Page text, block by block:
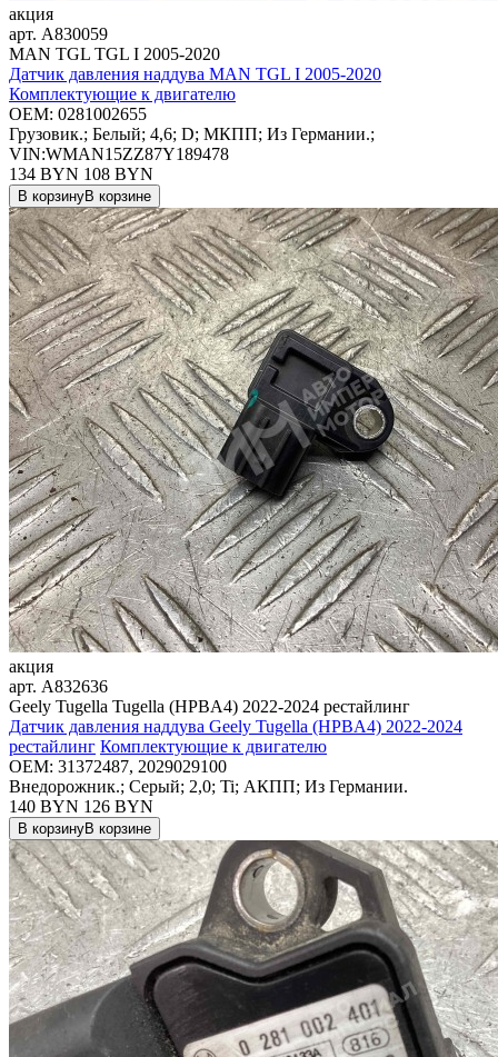
акция
арт. A830059
MAN TGL TGL I 2005-2020
Датчик давления наддува MAN TGL I 2005-2020
Комплектующие к двигателю
OEM: 0281002655
Грузовик.; Белый; 4,6; D; МКПП; Из Германии.;
VIN:WMAN15ZZ87Y189478
134 BYN 108 BYN
В корзинуВ корзине
акция
арт. A832636
Geely Tugella Tugella (HPBA4) 2022-2024 рестайлинг
Датчик давления наддува Geely Tugella (HPBA4) 2022-2024
рестайлинг Комплектующие к двигателю
OEM: 31372487, 2029029100
Внедорожник.; Серый; 2,0; Ti; АКПП; Из Германии.
140 BYN 126 BYN
В корзинуВ корзине